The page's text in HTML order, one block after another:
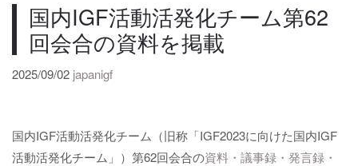
国内IGF活動活発化チーム第62
回会合の資料を掲載
2025/09/02 japanigf
国内IGF活動活発化チーム（旧称「IGF2023に向けた国内IGF
活動活発化チーム」）第62回会合の資料・議事録・発言録・